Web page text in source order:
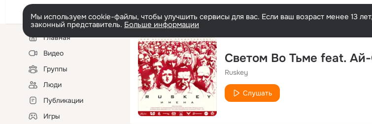
Мы используем cookie-файлы, чтобы улучшить сервисы для вас. Если ваш возраст менее 13
законный представитель. Больше информации
Левая
колонкаГлавная
Видео
Группы
Люди
Публикации
Игры
Светом Во Тьме feat.
Ruskey
Слушать